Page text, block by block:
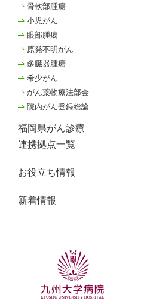
骨軟部腫瘍
小児がん
眼部腫瘍
原発不明がん
多臓器腫瘍
希少がん
がん薬物療法部会
院内がん登録総論
福岡県がん診療
連携拠点一覧
お役立ち情報
新着情報